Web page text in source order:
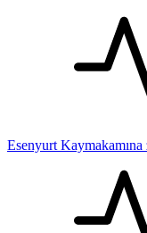
Esenyurt Kaymakamına